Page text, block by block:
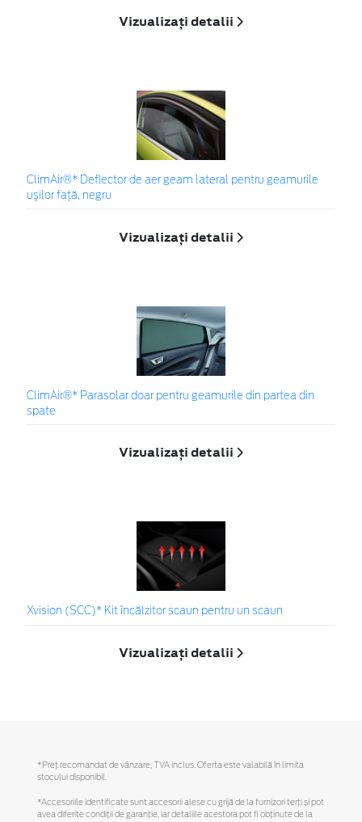
Vizualizați detalii
ClimAir®* Deflector de aer geam lateral pentru geamurile
uşilor faţă, negru
Vizualizați detalii
ClimAir®* Parasolar doar pentru geamurile din partea din
spate
Vizualizați detalii
Xvision (SCC)* Kit încălzitor scaun pentru un scaun
Vizualizați detalii
*Preţ recomandat de vânzare, TVA inclus. Oferta este valabilă în limita
stocului disponibil.
*Accesoriile identificate sunt accesorii alese cu grijă de la furnizori terți și pot
avea diferite condiții de garanție, iar detaliile acestora pot fi obținute de la